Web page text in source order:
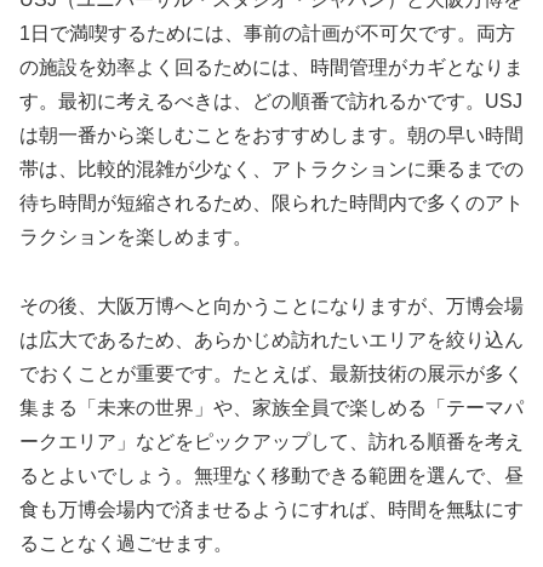
1日で満喫するためには、事前の計画が不可欠です。両方
の施設を効率よく回るためには、時間管理がカギとなりま
す。最初に考えるべきは、どの順番で訪れるかです。USJ
は朝一番から楽しむことをおすすめします。朝の早い時間
帯は、比較的混雑が少なく、アトラクションに乗るまでの
待ち時間が短縮されるため、限られた時間内で多くのアト
ラクションを楽しめます。
その後、大阪万博へと向かうことになりますが、万博会場
は広大であるため、あらかじめ訪れたいエリアを絞り込ん
でおくことが重要です。たとえば、最新技術の展示が多く
集まる「未来の世界」や、家族全員で楽しめる「テーマパ
ークエリア」などをピックアップして、訪れる順番を考え
るとよいでしょう。無理なく移動できる範囲を選んで、昼
食も万博会場内で済ませるようにすれば、時間を無駄にす
ることなく過ごせます。